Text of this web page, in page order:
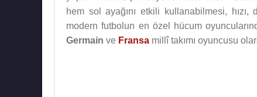
hem sol ayağını etkili kullanabilmesi,
modern futbolun en özel hücum
Germain ve Fransa millî takımı oyuncusu